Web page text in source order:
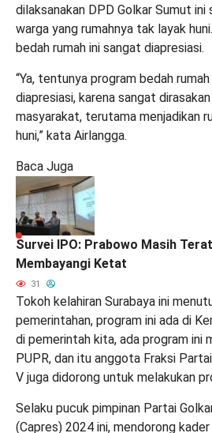
dilaksanakan DPD Golkar Sumut
warga yang rumahnya tak layak
bedah rumah ini sangat diapresiasi.
“Ya, tentunya program bedah
diapresiasi, karena sangat
masyarakat, terutama menjadikan
huni,” kata Airlangga.
Baca Juga
Survei IPO: Prabowo Masih
Membayangi Ketat
31
Tokoh kelahiran Surabaya ini
pemerintahan, program ini ada di
di pemerintah kita, ada program ini
PUPR, dan itu anggota Fraksi
V juga didorong untuk melakukan
Selaku pucuk pimpinan Partai
(Capres) 2024 ini, mendorong